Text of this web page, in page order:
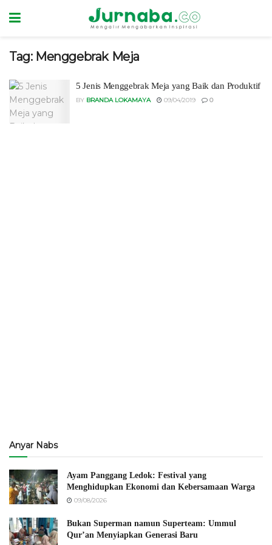
Tag: Menggebrak Meja
5 Jenis Menggebrak Meja yang Baik dan Produktif
BY BRANDA LOKAMAYA 09/04/2019 0
Anyar Nabs
Ayam Panggang Ledok: Festival yang
Menghidupkan Ekonomi dan Kebersamaan Warga
09/08/2026
Bukan Superman namun Superteam: Ummul
Qur’an Menyiapkan Generasi Baru